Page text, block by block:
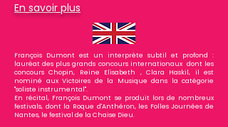
En savoir plus
François Dumont est un interprète subtil et profond :
lauréat des plus grands concours internationaux dont les
concours Chopin, Reine Elisabeth , Clara Haskil, il est
nominé aux Victoires de la Musique dans la catégorie
"soliste instrumental".
En récital, François Dumont se produit lors de nombreux
festivals, dont la Roque d'Anthéron, les Folles Journées de
Nantes, le festival de la Chaise Dieu.